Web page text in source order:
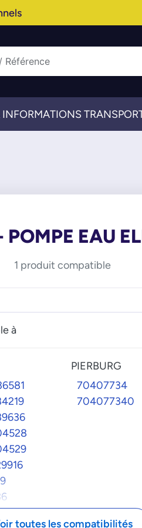
INFORMATIONS
EAU
1 produit compatible
à
PIERBURG
70407734
704077340
toutes les compatibilités